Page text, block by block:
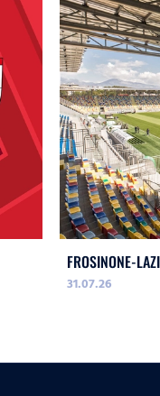
FROSINONE-
31.07.26